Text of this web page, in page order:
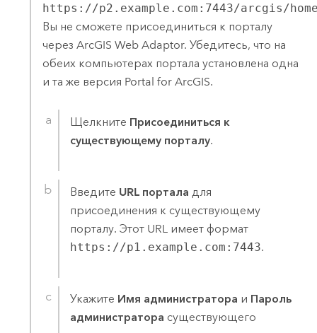
https://p2.example.com:7443/arcgis/
Вы не сможете присоединиться к порталу
через ArcGIS Web Adaptor. Убедитесь, что на
обеих компьютерах портала установлена одна
и та же версия Portal for ArcGIS.
Щелкните Присоединиться к
существующему порталу.
Введите URL портала для
присоединения к существующему
порталу. Этот URL имеет формат
https://p1.example.com:7443.
Укажите Имя администратора и Пароль
администратора существующего